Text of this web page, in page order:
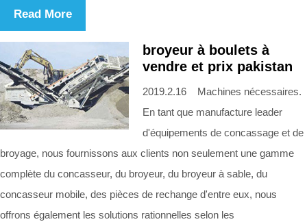
Read More
broyeur à boulets à
vendre et prix pakistan
2019.2.16 Machines nécessaires.
En tant que manufacture leader
d'équipements de concassage et de
broyage, nous fournissons aux clients non seulement une gamme
complète du concasseur, du broyeur, du broyeur à sable, du
concasseur mobile, des pièces de rechange d'entre eux, nous
offrons également les solutions rationnelles selon les